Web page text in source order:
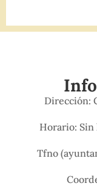
Dirección:
Horario:
Tfno